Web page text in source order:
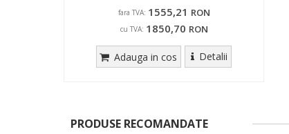
fara TVA: 1555,21 RON
cu TVA: 1850,70 RON
Adauga in cos Detalii
PRODUSE RECOMANDATE